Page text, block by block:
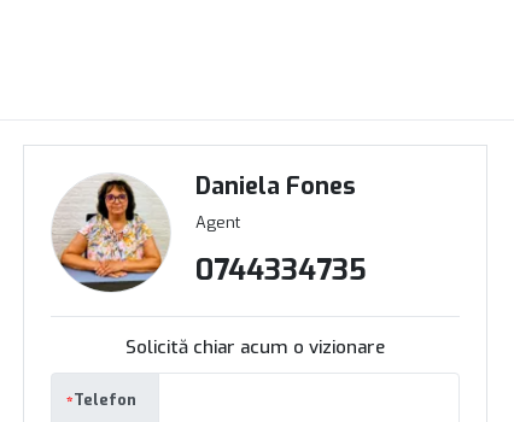
Daniela Fones
Agent
0744334735
Solicită chiar acum o vizionare
Telefon